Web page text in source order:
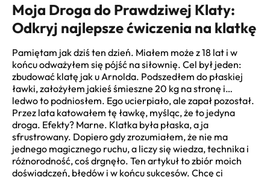
Moja Droga do Prawdziwej Klaty:
Odkryj najlepsze ćwiczenia na klatkę
Pamiętam jak dziś ten dzień. Miałem może z 18 lat i w
końcu odważyłem się pójść na siłownię. Cel był jeden:
zbudować klatę jak u Arnolda. Podszedłem do płaskiej
ławki, założyłem jakieś śmieszne 20 kg na stronę i…
ledwo to podniosłem. Ego ucierpiało, ale zapał pozostał.
Przez lata katowałem tę ławkę, myśląc, że to jedyna
droga. Efekty? Marne. Klatka była płaska, a ja
sfrustrowany. Dopiero gdy zrozumiałem, że nie ma
jednego magicznego ruchu, a liczy się wiedza, technika i
różnorodność, coś drgnęło. Ten artykuł to zbiór moich
doświadczeń, błędów i w końcu sukcesów. Chcę ci